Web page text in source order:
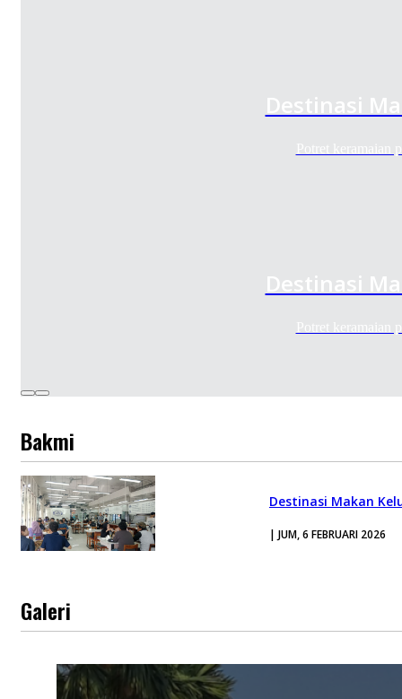
Destinasi
Potret keramaian
Destinasi
Potret keramaian
Bakmi
Destinasi Makan
| JUM, 6 FEBRUARI 2026
Galeri